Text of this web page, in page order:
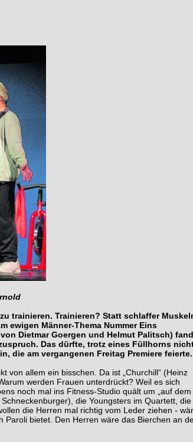
trainieren. Trainieren? Statt schlaffer
ewigen Männer-Thema Nummer Eins
Dietmar Goergen und Helmut Palitsch) fand
Das dürfte, trotz eines Füllhorns
die am vergangenen Freitag Premiere feierte.
von allem ein bisschen. Da ist „Churchill“ (Heinz
werden Frauen unterdrückt? Weil es sich
noch mal ins Fitness-Studio quält um „auf dem
die Youngsters im Quartett, die
die Herren mal richtig vom Leder ziehen -
Paroli bietet. Den Herren wäre das Bierchen an